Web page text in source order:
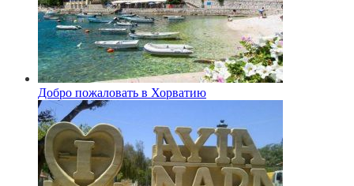
Добро пожаловать в Хорватию